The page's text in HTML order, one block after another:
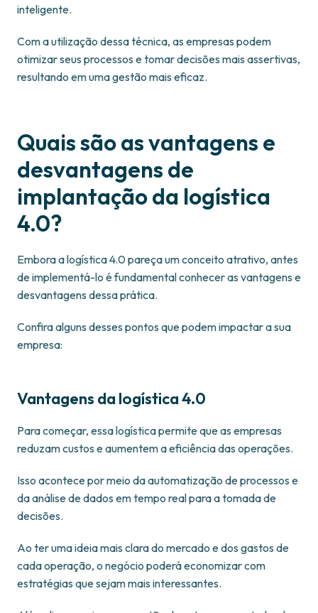
inteligente.
Com a utilização dessa técnica, as empresas podem
otimizar seus processos e tomar decisões mais assertivas,
resultando em uma gestão mais eficaz.
Quais são as vantagens e
desvantagens de
implantação da logística
4.0?
Embora a logística 4.0 pareça um conceito atrativo, antes
de implementá-lo é fundamental conhecer as vantagens e
desvantagens dessa prática.
Confira alguns desses pontos que podem impactar a sua
empresa:
Vantagens da logística 4.0
Para começar, essa logística permite que as empresas
reduzam custos e aumentem a eficiência das operações.
Isso acontece por meio da automatização de processos e
da análise de dados em tempo real para a tomada de
decisões.
Ao ter uma ideia mais clara do mercado e dos gastos de
cada operação, o negócio poderá economizar com
estratégias que sejam mais interessantes.